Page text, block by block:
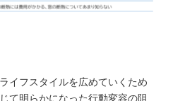
イフスタイルを広めていくため
て明らかになった行動変容の阻